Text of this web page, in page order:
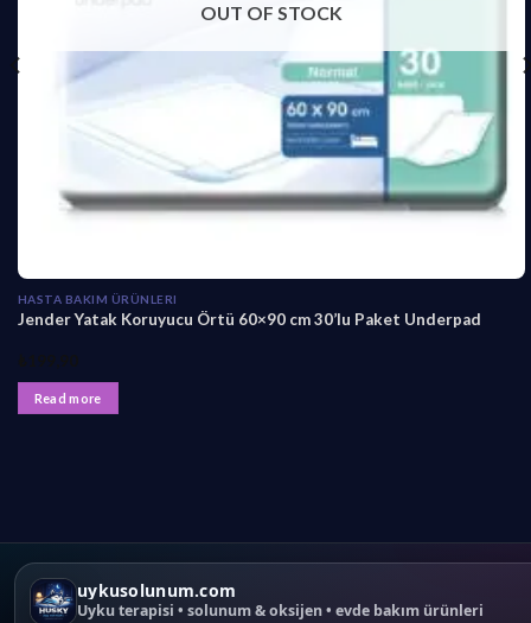
OUT OF STOCK
HASTA BAKIM ÜRÜNLERI
Jender Yatak Koruyucu Örtü 60×90 cm 30’lu Paket Underpad
Read more
uykusolunum.com
Uyku terapisi • solunum & oksijen • evde bakım ürünleri